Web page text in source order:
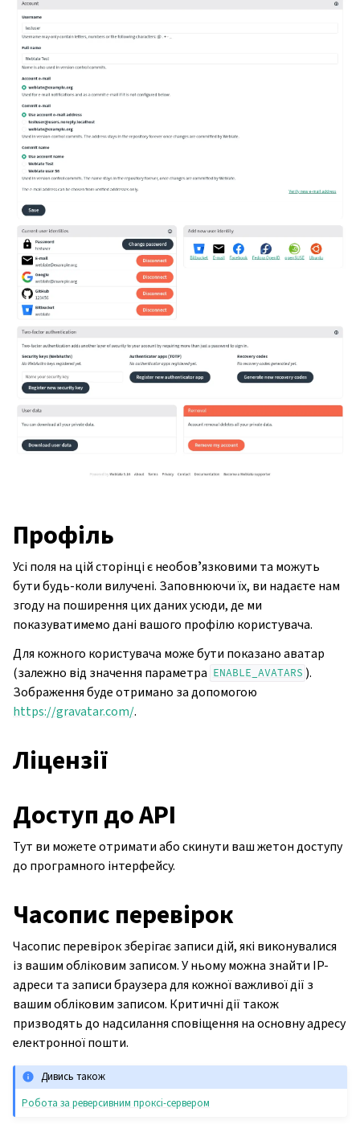
Профіль
Усі поля на цій сторінці є необовʼязковими та можуть
бути будь-коли вилучені. Заповнюючи їх, ви надаєте нам
згоду на поширення цих даних усюди, де ми
показуватимемо дані вашого профілю користувача.
Для кожного користувача може бути показано аватар
(залежно від значення параметра ENABLE_AVATARS ).
Зображення буде отримано за допомогою
https://gravatar.com/.
Ліцензії
Доступ до API
Тут ви можете отримати або скинути ваш жетон доступу
до програмного інтерфейсу.
Часопис перевірок
Часопис перевірок зберігає записи дій, які виконувалися
із вашим обліковим записом. У ньому можна знайти IP-
адреси та записи браузера для кожної важливої дії з
вашим обліковим записом. Критичні дії також
призводять до надсилання сповіщення на основну адресу
електронної пошти.
Дивись також
Робота за реверсивним проксі-сервером